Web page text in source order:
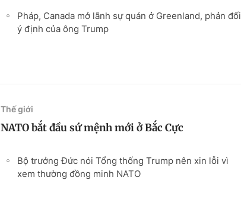
Pháp, Canada mở lãnh sự quán ở Greenland, phản đối
ý định của ông Trump
Thế giới
NATO bắt đầu sứ mệnh mới ở Bắc Cực
Bộ trưởng Đức nói Tổng thống Trump nên xin lỗi vì
xem thường đồng minh NATO